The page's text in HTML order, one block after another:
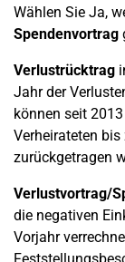
Wählen Sie Ja,
Spendenvortrag
Verlustrücktrag
Jahr der
können seit
Verheirateten
zurückgetragen
Verlustvortrag/
die negativen
Vorjahr